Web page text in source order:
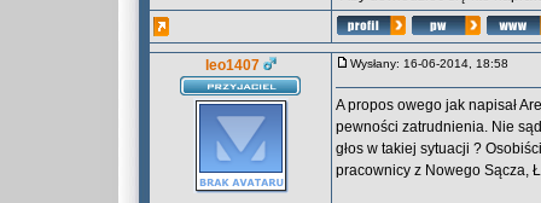
leo1407 Wysłany: 16-06-2014, 18:58
A propos owego jak napisał
pewności zatrudnienia. Nie
głos w takiej sytuacji ?
pracownicy z Nowego Sącza,